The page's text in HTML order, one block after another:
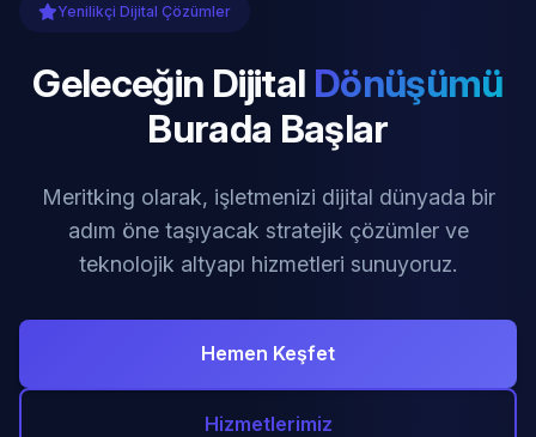
Yenilikçi Dijital Çözümler
Geleceğin Dijital Dönüşümü
Burada Başlar
Meritking olarak, işletmenizi dijital dünyada bir
adım öne taşıyacak stratejik çözümler ve
teknolojik altyapı hizmetleri sunuyoruz.
Hemen Keşfet
Hizmetlerimiz